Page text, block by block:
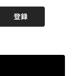
登録